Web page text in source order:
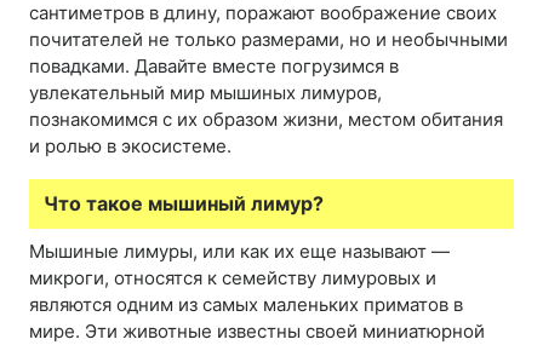
сантиметров в длину, поражают воображение своих
почитателей не только размерами, но и необычными
повадками. Давайте вместе погрузимся в
увлекательный мир мышиных лимуров,
познакомимся с их образом жизни, местом обитания
и ролью в экосистеме.
Что такое мышиный лимур?
Мышиные лимуры, или как их еще называют —
микроги, относятся к семейству лимуровых и
являются одним из самых маленьких приматов в
мире. Эти животные известны своей миниатюрной